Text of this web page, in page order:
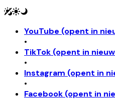
YouTube (opent in
•
TikTok (opent in
•
Instagram (opent in
•
Facebook (opent in